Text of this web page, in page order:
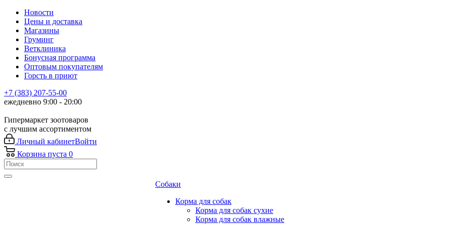
Новости
Цены и доставка
Магазины
Груминг
Ветклиника
Бонусная программа
Оптовым покупателям
Горсть в приют
+7 (383) 207-55-00
ежедневно 9:00 - 20:00
Гипермаркет зоотоваров
с лучшим ассортиментом
Личный кабинетВойти
Корзина пуста 0
Собаки
Корма для собак
Корма для собак сухие
Корма для собак влажные